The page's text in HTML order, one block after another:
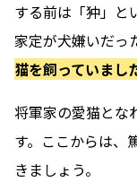
する前は「狆」と
家定が犬嫌いだっ
猫を飼っていまし
将軍家の愛猫とな
す。ここからは、
きましょう。